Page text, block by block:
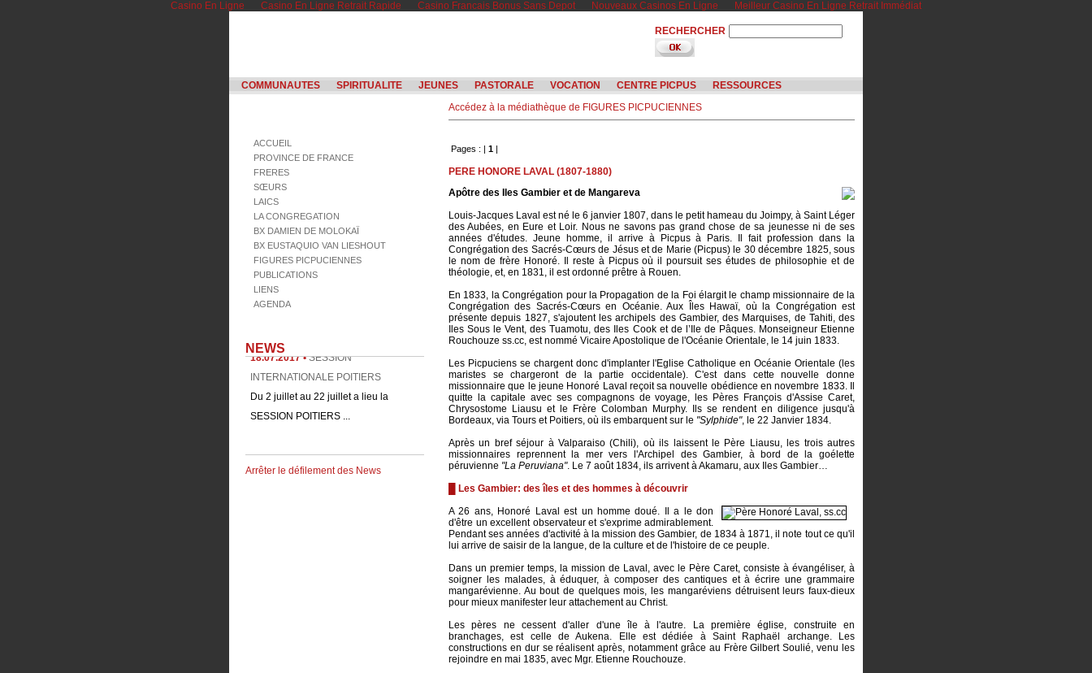
Casino En Ligne Casino En Ligne Retrait Rapide Casino Francais Bonus Sans Depot Nouveaux Casinos En Ligne Meilleur Casino En Ligne Retrait Immédiat
RECHERCHER
COMMUNAUTES SPIRITUALITE JEUNES PASTORALE VOCATION CENTRE PICPUS RESSOURCES
ACCUEIL
PROVINCE DE FRANCE
FRERES
SŒURS
LAICS
LA CONGREGATION
BX DAMIEN DE MOLOKAÏ
BX EUSTAQUIO VAN LIESHOUT
FIGURES PICPUCIENNES
PUBLICATIONS
LIENS
AGENDA
NEWS
INTERNATIONALE POITIERS
Du 2 juillet au 22 juillet a lieu la
SESSION POITIERS ...
Arrêter le défilement des News
Accédez à la médiathèque de FIGURES PICPUCIENNES
Pages : | 1 |
PERE HONORE LAVAL (1807-1880)
Apôtre des Iles Gambier et de Mangareva
Louis-Jacques Laval est né le 6 janvier 1807, dans le petit hameau du Joimpy, à Saint Léger
des Aubées, en Eure et Loir. Nous ne savons pas grand chose de sa jeunesse ni de ses
années d'études. Jeune homme, il arrive à Picpus à Paris. Il fait profession dans la
Congrégation des Sacrés-Cœurs de Jésus et de Marie (Picpus) le 30 décembre 1825, sous
le nom de frère Honoré. Il reste à Picpus où il poursuit ses études de philosophie et de
théologie, et, en 1831, il est ordonné prêtre à Rouen.
En 1833, la Congrégation pour la Propagation de la Foi élargit le champ missionnaire de la
Congrégation des Sacrés-Cœurs en Océanie. Aux Îles Hawaï, où la Congrégation est
présente depuis 1827, s'ajoutent les archipels des Gambier, des Marquises, de Tahiti, des
Iles Sous le Vent, des Tuamotu, des Iles Cook et de l’Ile de Pâques. Monseigneur Etienne
Rouchouze ss.cc, est nommé Vicaire Apostolique de l'Océanie Orientale, le 14 juin 1833.
Les Picpuciens se chargent donc d'implanter l'Eglise Catholique en Océanie Orientale (les
maristes se chargeront de la partie occidentale). C'est dans cette nouvelle donne
missionnaire que le jeune Honoré Laval reçoit sa nouvelle obédience en novembre 1833. Il
quitte la capitale avec ses compagnons de voyage, les Pères François d'Assise Caret,
Chrysostome Liausu et le Frère Colomban Murphy. Ils se rendent en diligence jusqu'à
Bordeaux, via Tours et Poitiers, où ils embarquent sur le "Sylphide", le 22 Janvier 1834.
Après un bref séjour à Valparaiso (Chili), où ils laissent le Père Liausu, les trois autres
missionnaires reprennent la mer vers l'Archipel des Gambier, à bord de la goélette
péruvienne "La Peruviana". Le 7 août 1834, ils arrivent à Akamaru, aux Iles Gambier…
█ Les Gambier: des îles et des hommes à découvrir
A 26 ans, Honoré Laval est un homme doué. Il a le don
d'être un excellent observateur et s'exprime admirablement.
Pendant ses années d'activité à la mission des Gambier, de 1834 à 1871, il note tout ce qu'il
lui arrive de saisir de la langue, de la culture et de l'histoire de ce peuple.
Dans un premier temps, la mission de Laval, avec le Père Caret, consiste à évangéliser, à
soigner les malades, à éduquer, à composer des cantiques et à écrire une grammaire
mangarévienne. Au bout de quelques mois, les mangaréviens détruisent leurs faux-dieux
pour mieux manifester leur attachement au Christ.
Les pères ne cessent d'aller d'une île à l'autre. La première église, construite en
branchages, est celle de Aukena. Elle est dédiée à Saint Raphaël archange. Les
constructions en dur se réalisent après, notamment grâce au Frère Gilbert Soulié, venu les
rejoindre en mai 1835, avec Mgr. Etienne Rouchouze.